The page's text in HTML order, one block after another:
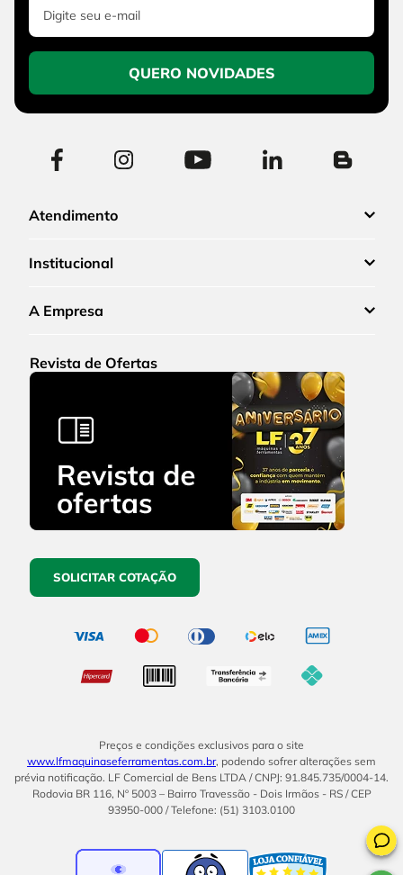
QUERO NOVIDADES
Atendimento
Institucional
A Empresa
Revista de Ofertas
SOLICITAR COTAÇÃO
Preços e condições exclusivos para o site
www.lfmaquinaseferramentas.com.br, podendo sofrer alterações sem
prévia notificação. LF Comercial de Bens LTDA / CNPJ: 91.845.735/0004-14.
Rodovia BR 116, Nº 5003 – Bairro Travessão - Dois Irmãos - RS / CEP
93950-000 / Telefone: (51) 3103.0100